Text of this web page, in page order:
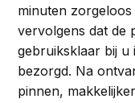
minuten
vervolgens dat de
gebruiksklaar bij u
bezorgd. Na
pinnen,